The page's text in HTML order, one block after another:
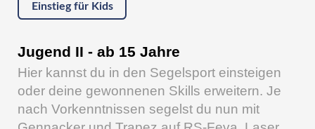
Einstieg für Kids
Jugend II - ab 15 Jahre
Hier kannst du in den Segelsport einsteigen
oder deine gewonnenen Skills erweitern. Je
nach Vorkenntnissen segelst du nun mit